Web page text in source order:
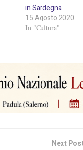
in Sardegna
15 Agosto 2020
In "Cultura"
Next